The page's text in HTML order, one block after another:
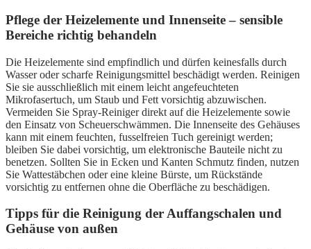
Pflege der Heizelemente und Innenseite – sensible
Bereiche richtig behandeln
Die Heizelemente sind empfindlich und dürfen keinesfalls durch
Wasser oder scharfe Reinigungsmittel beschädigt werden. Reinigen
Sie sie ausschließlich mit einem leicht angefeuchteten
Mikrofasertuch, um Staub und Fett vorsichtig abzuwischen.
Vermeiden Sie Spray-Reiniger direkt auf die Heizelemente sowie
den Einsatz von Scheuerschwämmen. Die Innenseite des Gehäuses
kann mit einem feuchten, fusselfreien Tuch gereinigt werden;
bleiben Sie dabei vorsichtig, um elektronische Bauteile nicht zu
benetzen. Sollten Sie in Ecken und Kanten Schmutz finden, nutzen
Sie Wattestäbchen oder eine kleine Bürste, um Rückstände
vorsichtig zu entfernen ohne die Oberfläche zu beschädigen.
Tipps für die Reinigung der Auffangschalen und
Gehäuse von außen